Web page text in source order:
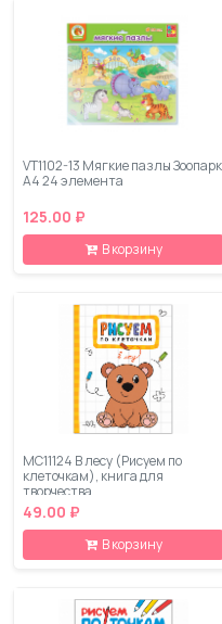
VT1102-13 Мягкие пазлы Зоопарк
А4 24 элемента
125.00 ₽
В корзину
МС11124 В лесу (Рисуем по
клеточкам), книга для
творчества
49.00 ₽
В корзину